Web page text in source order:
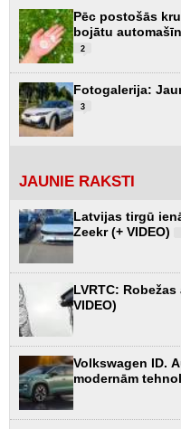
Pēc postošās
bojātu
2
Fotogalerija:
3
JAUNIE RAKSTI
Latvijas tirgū
Zeekr (+ VIDEO)
LVRTC:
VIDEO)
Volkswagen ID.
modernām